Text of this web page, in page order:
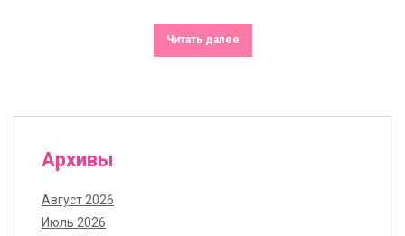
Читать далее
Архивы
Август 2026
Июль 2026